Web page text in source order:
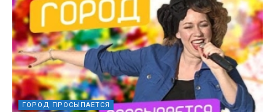
ГОРОД ПРОСЫПАЕТСЯ